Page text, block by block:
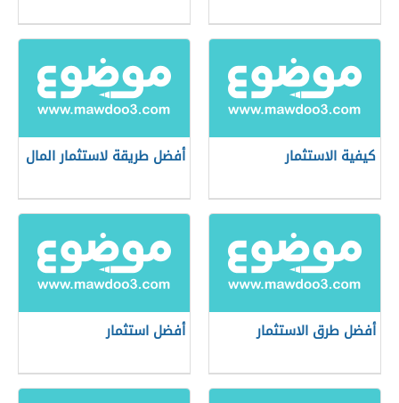
كيفية الاستثمار أفضل طريقة لاستثمار المال
أفضل طرق الاستثمار أفضل استثمار